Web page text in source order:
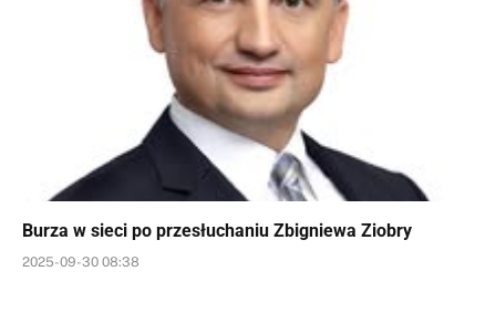
Burza w sieci po przesłuchaniu Zbigniewa Ziobry
2025-09-30 08:38